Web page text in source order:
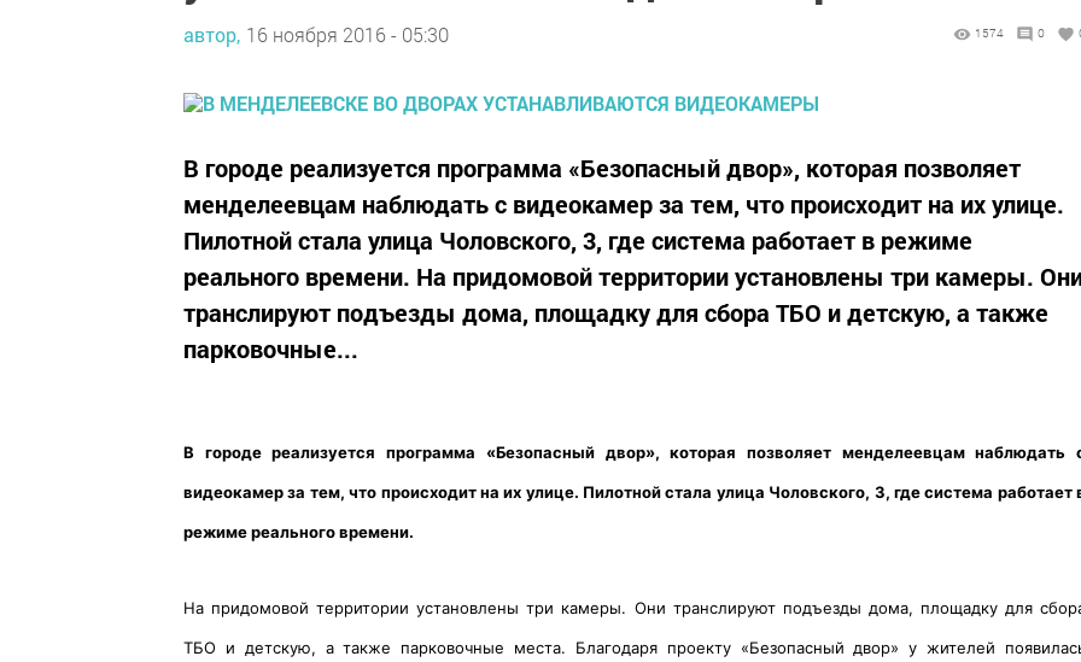
автор, 16 ноября 2016 - 05:30 1574 0
В городе реализуется программа «Безопасный двор», которая позволяет
менделеевцам наблюдать с видеокамер за тем, что происходит на их улице.
Пилотной стала улица Чоловского, 3, где система работает в режиме
реального времени. На придомовой территории установлены три камеры.
транслируют подъезды дома, площадку для сбора ТБО и детскую, а также
парковочные...
В городе реализуется программа «Безопасный двор», которая позволяет менделеевцам наблюдать
видеокамер за тем, что происходит на их улице. Пилотной стала улица Чоловского, 3, где система работает
режиме реального времени.
На придомовой территории установлены три камеры. Они транслируют подъезды дома, площадку для
ТБО и детскую, а также парковочные места. Благодаря проекту «Безопасный двор» у жителей